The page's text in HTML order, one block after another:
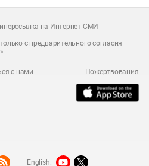
на Интернет-СМИ
с предварительного согласия
с нами Пожертвования
English: